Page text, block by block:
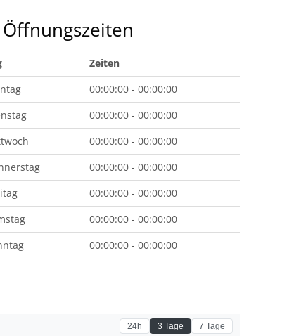
Öffnungszeiten
Zeiten
00:00:00 - 00:00:00
00:00:00 - 00:00:00
00:00:00 - 00:00:00
00:00:00 - 00:00:00
00:00:00 - 00:00:00
00:00:00 - 00:00:00
00:00:00 - 00:00:00